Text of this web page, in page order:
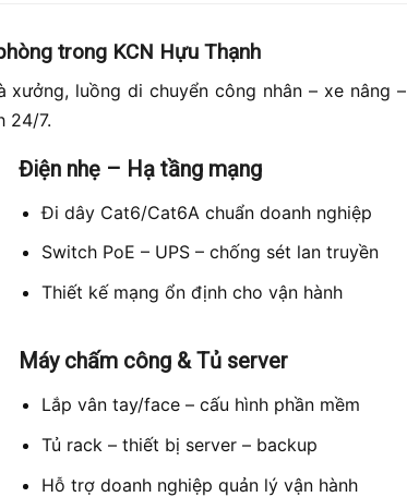
trong KCN Hựu Thạnh
luồng di chuyển công nhân – xe nâng –
24/7.
Điện nhẹ – Hạ tầng mạng
Đi dây Cat6/Cat6A chuẩn doanh nghiệp
Switch PoE – UPS – chống sét lan truyền
Thiết kế mạng ổn định cho vận hành
Máy chấm công & Tủ server
Lắp vân tay/face – cấu hình phần mềm
Tủ rack – thiết bị server – backup
Hỗ trợ doanh nghiệp quản lý vận hành